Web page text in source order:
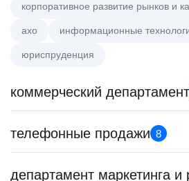
корпоративное развитие рынков и
axo информационные
юриспруденция
коммерческий департамент
Аналитик данных (направление
HeadHunter::Коммерческий
з/п не указана
телефонные продажи 8
Менеджер по продажам крупному
департамент маркетинга и